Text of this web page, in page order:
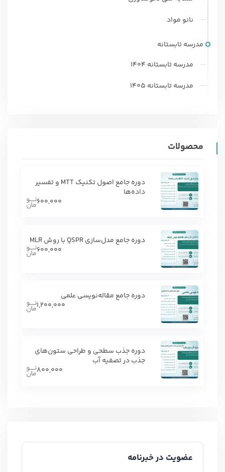
نانو مواد
مدرسه تابستانه
مدرسه تابستانه 1404
مدرسه تابستانه 1405
محصولات
دوره جامع اصول تکنیک MTT و تفسیر
داده‌ها
600,000
دوره جامع مدل‌سازی QSPR با روش MLR
600,000
دوره جامع مقاله‌نویسی علمی
1,200,000
دوره جذب سطحی و طراحی ستون‌های
جذب در تصفیه آب
800,000
عضویت در خبرنامه